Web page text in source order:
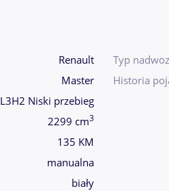
Renault
Master
L3H2 Niski przebieg
2299 cm3
135 KM
manualna
biały
Typ
Historia